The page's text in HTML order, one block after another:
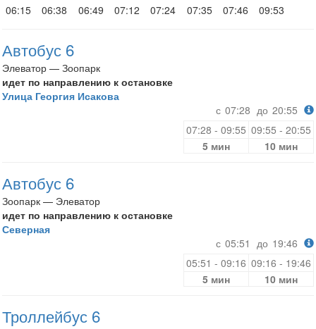
06:15
06:38 06:49 07:12 07:24 07:35 07:46 09:53
Автобус 6
Элеватор — Зоопарк
идет по направлению к остановке
Улица Георгия Исакова
с 07:28 до 20:55
07:28 - 09:55 09:55 - 20:55
5 мин
10 мин
Автобус 6
Зоопарк — Элеватор
идет по направлению к остановке
Северная
с 05:51 до 19:46
05:51 - 09:16 09:16 - 19:46
5 мин
10 мин
Троллейбус 6